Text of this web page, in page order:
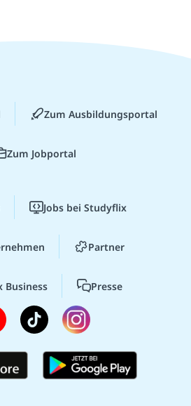
Zum Ausbildungsportal
Zum Jobportal
Jobs bei Studyflix
Partner
Business Presse